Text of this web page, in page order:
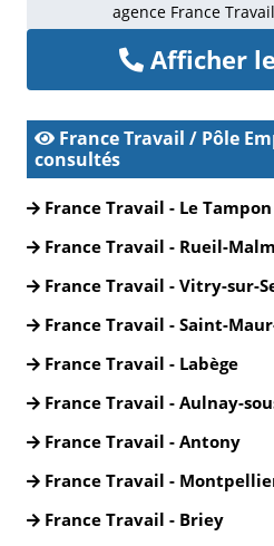
agence France
Afficher
France Travail / Pôle
consultés
France Travail - Le Tampon
France Travail - Rueil-
France Travail - Vitry-sur-
France Travail - Saint-
France Travail - Labège
France Travail - Aulnay-
France Travail - Antony
France Travail -
France Travail - Briey